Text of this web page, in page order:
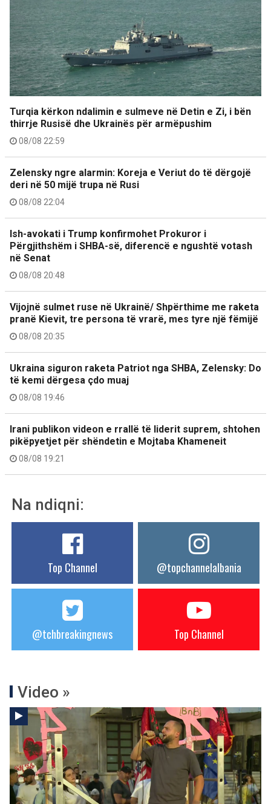
Turqia kërkon ndalimin e sulmeve në Detin e Zi, i bën
thirrje Rusisë dhe Ukrainës për armëpushim
08/08 22:59
Zelensky ngre alarmin: Koreja e Veriut do të dërgojë
deri në 50 mijë trupa në Rusi
08/08 22:04
Ish-avokati i Trump konfirmohet Prokuror i
Përgjithshëm i SHBA-së, diferencë e ngushtë votash
në Senat
08/08 20:48
Vijojnë sulmet ruse në Ukrainë/ Shpërthime me raketa
pranë Kievit, tre persona të vrarë, mes tyre një fëmijë
08/08 20:35
Ukraina siguron raketa Patriot nga SHBA, Zelensky: Do
të kemi dërgesa çdo muaj
08/08 19:46
Irani publikon videon e rrallë të liderit suprem, shtohen
pikëpyetjet për shëndetin e Mojtaba Khameneit
08/08 19:21
Na ndiqni:
Top Channel @topchannelalbania
@tchbreakingnews Top Channel
Video »